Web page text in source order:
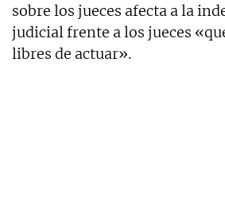
sobre los jueces afecta a la
judicial frente a los jueces
libres de actuar».